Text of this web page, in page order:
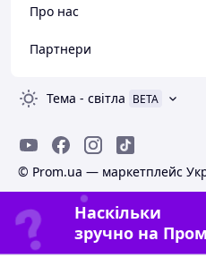
Про нас
Партнери
Тема - світла BETA
© Prom.ua — маркетплейс
Наскільки
зручно на